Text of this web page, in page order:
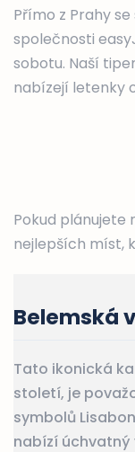
Přímo z Prahy
společnosti
sobotu. Naší
nabízejí letenky
Pokud plánujete
nejlepších míst,
Belemská
Tato ikonická
století, je
symbolů
nabízí úchvatný